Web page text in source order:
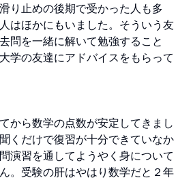
り止めの後期で受かった人も多
はほかにもいました。そういう友
問を一緒に解いて勉強すること
学の友達にアドバイスをもらって
から数学の点数が安定してきまし
くだけで復習が十分できていなか
演習を通してようやく身について
。受験の肝はやはり数学だと２年